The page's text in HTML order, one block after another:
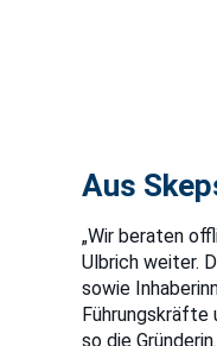
Aus
„Wir beraten
Ulbrich weiter.
sowie
Führungskräfte
so die Gründerin.